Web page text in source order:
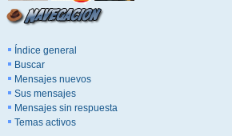
Índice general
Buscar
Mensajes nuevos
Sus mensajes
Mensajes sin respuesta
Temas activos